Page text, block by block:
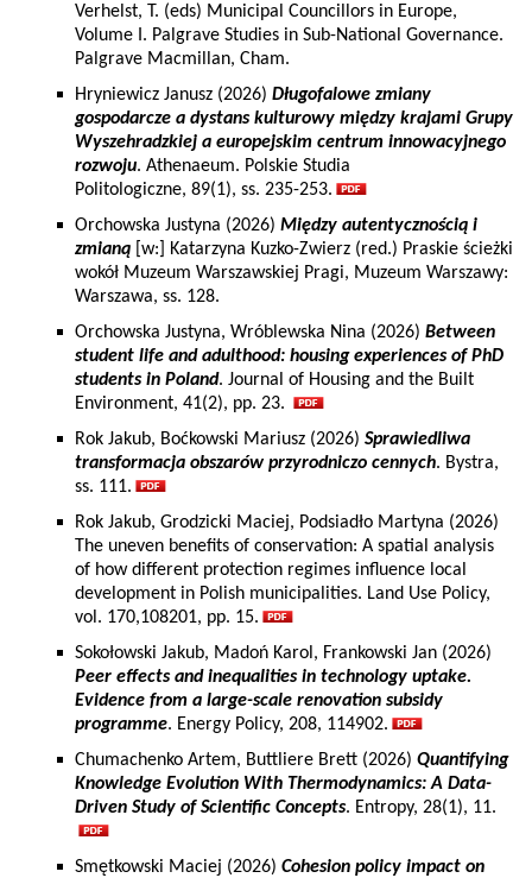
Verhelst, T. (eds) Municipal Councillors in Europe,
Volume I. Palgrave Studies in Sub-National Governance.
Palgrave Macmillan, Cham.
Hryniewicz Janusz (2026) Długofalowe zmiany
gospodarcze a dystans kulturowy między krajami Grupy
Wyszehradzkiej a europejskim centrum innowacyjnego
rozwoju. Athenaeum. Polskie Studia
Politologiczne, 89(1), ss. 235-253.
Orchowska Justyna (2026) Między autentycznością i
zmianą [w:] Katarzyna Kuzko-Zwierz (red.) Praskie ścieżki
wokół Muzeum Warszawskiej Pragi, Muzeum Warszawy:
Warszawa, ss. 128.
Orchowska Justyna, Wróblewska Nina (2026) Between
student life and adulthood: housing experiences of PhD
students in Poland. Journal of Housing and the Built
Environment, 41(2), pp. 23.
Rok Jakub, Boćkowski Mariusz (2026) Sprawiedliwa
transformacja obszarów przyrodniczo cennych. Bystra,
ss. 111.
Rok Jakub, Grodzicki Maciej, Podsiadło Martyna (2026)
The uneven benefits of conservation: A spatial analysis
of how different protection regimes influence local
development in Polish municipalities. Land Use Policy,
vol. 170,108201, pp. 15.
Sokołowski Jakub, Madoń Karol, Frankowski Jan (2026)
Peer effects and inequalities in technology uptake.
Evidence from a large-scale renovation subsidy
programme. Energy Policy, 208, 114902.
Chumachenko Artem, Buttliere Brett (2026) Quantifying
Knowledge Evolution With Thermodynamics: A Data-
Driven Study of Scientific Concepts. Entropy, 28(1), 11.
Smętkowski Maciej (2026) Cohesion policy impact on